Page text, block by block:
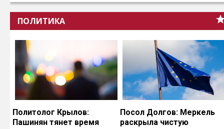
ПОЛИТИКА
Политолог Крылов:
Пашинян тянет время
Посол Долгов: Меркель
раскрыла чистую